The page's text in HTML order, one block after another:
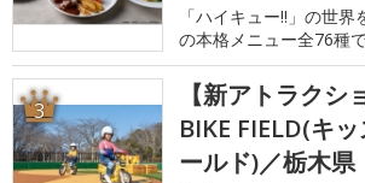
「ハイキュー!!」の世
の本格メニュー全76種
3
【新アトラクシ
BIKE FIELD(キ
ールド)／栃木県